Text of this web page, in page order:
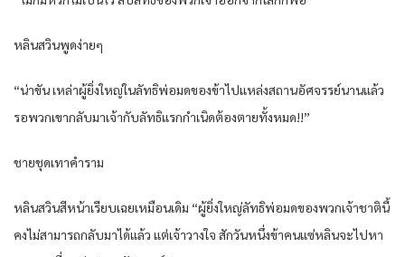
หลิน​สวิน​พูด​ง่ายๆ​
“น่าขัน​ เหล่า​ผู้ยิ่งใหญ่​ใน​ลัทธิ​พ่อ​มด​ของ​ข้า​ไป​แหล่ง​สถาน​อัศจรรย์​นาน​แล้ว​
รอ​พวกเขา​กลับมา​เจ้ากับ​ลัทธิ​แรก​กำเนิด​ต้อง​ตาย​ทั้งหมด​!!”
ชาย​ชุด​เทา​คำราม​
หลิน​สวิน​สีหน้า​เรียบ​เฉย​เหมือนเดิม​ “ผู้ยิ่งใหญ่​ลัทธิ​พ่อ​มด​ของ​พวก​เจ้าชาติ​นี้​
คง​ไม่สามารถ​กลับมา​ได้​แล้ว​ แต่​เจ้าวางใจ​ สักวันหนึ่ง​ข้า​คน​แซ่หลิน​จะไปหา​